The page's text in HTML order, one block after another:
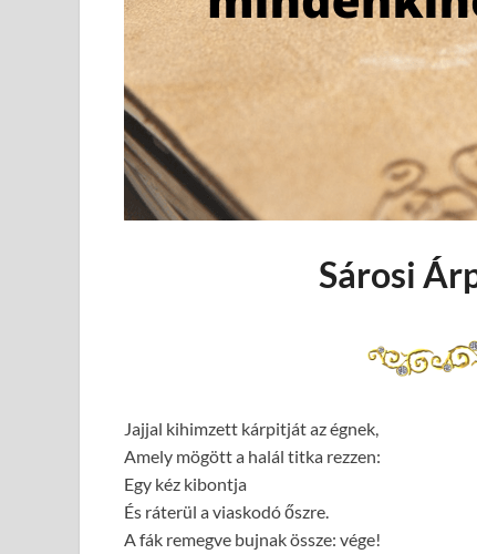
Sárosi
Jajjal kihimzett kárpitját az égnek,
Amely mögött a halál titka rezzen:
Egy kéz kibontja
És ráterül a viaskodó őszre.
A fák remegve bujnak össze: vége!